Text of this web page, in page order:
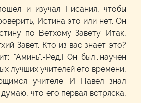
и изучал Писания, чтобы
Истина это или нет. Он
по Ветхому Завету. Итак,
Завет. Кто из вас знает это?
"Аминь".-Ред.] Он был...научен
лучших учителей его времени,
учителе. И Павел знал
что его первая встряска,